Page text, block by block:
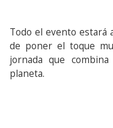
Todo el evento estará
de poner el toque
jornada que
planeta.